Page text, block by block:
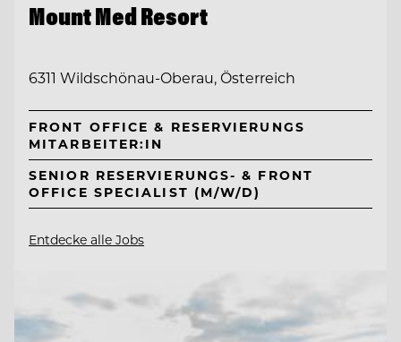
Mount Med Resort
6311 Wildschönau-Oberau, Österreich
FRONT OFFICE & RESERVIERUNGS
MITARBEITER:IN
SENIOR RESERVIERUNGS- & FRONT
OFFICE SPECIALIST (M/W/D)
Entdecke alle Jobs